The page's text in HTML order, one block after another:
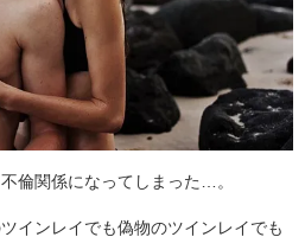
倫関係になってしまった…。
インレイでも偽物のツインレイでも